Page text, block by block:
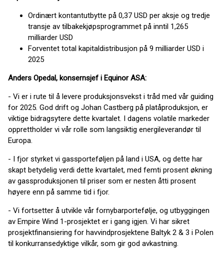
Ordinært kontantutbytte på 0,37 USD per aksje og tredje
transje av tilbakekjøpsprogrammet på inntil 1,265
milliarder USD
Forventet total kapitaldistribusjon på 9 milliarder USD i
2025
Anders Opedal, konsernsjef i Equinor ASA:
- Vi er i rute til å levere produksjonsvekst i tråd med vår guiding
for 2025. God drift og Johan Castberg på platåproduksjon, er
viktige bidragsytere dette kvartalet. I dagens volatile markeder
opprettholder vi vår rolle som langsiktig energileverandør til
Europa.
- I fjor styrket vi gassporteføljen på land i USA, og dette har
skapt betydelig verdi dette kvartalet, med femti prosent økning
av gassproduksjonen til priser som er nesten åtti prosent
høyere enn på samme tid i fjor.
- Vi fortsetter å utvikle vår fornybarportefølje, og utbyggingen
av Empire Wind 1-prosjektet er i gang igjen. Vi har sikret
prosjektfinansiering for havvindprosjektene Baltyk 2 & 3 i Polen
til konkurransedyktige vilkår, som gir god avkastning.